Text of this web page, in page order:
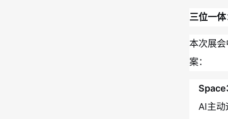
三位一
本次展
案：
AI主